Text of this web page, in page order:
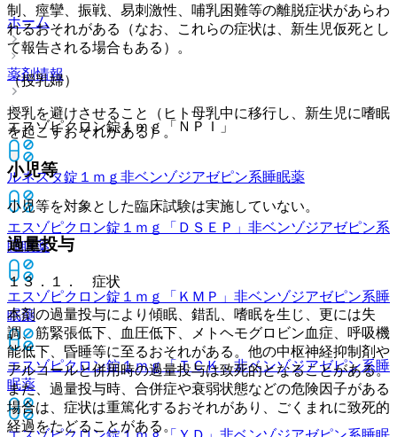
ホーム
薬剤情報
エスゾピクロン錠１ｍｇ「ＮＰＩ」
ルネスタ錠１ｍｇ 非ベンゾジアゼピン系睡眠薬
エスゾピクロン錠１ｍｇ「ＤＳＥＰ」 非ベンゾジアゼピン系
睡眠薬
エスゾピクロン錠１ｍｇ「ＫＭＰ」 非ベンゾジアゼピン系睡
眠薬
エスゾピクロン錠１ｍｇ「ＴＣＫ」非ベンゾジアゼピン系睡
眠薬
制、痙攣、振戦、易刺激性、哺乳困難等の離脱症状があらわ
れるおそれがある（なお、これらの症状は、新生児仮死とし
て報告される場合もある）。
（授乳婦）
授乳を避けさせること（ヒト母乳中に移行し、新生児に嗜眠
を起こすおそれがある）。
小児等
小児等を対象とした臨床試験は実施していない。
過量投与
１３．１． 症状
本剤の過量投与により傾眠、錯乱、嗜眠を生じ、更には失
調、筋緊張低下、血圧低下、メトヘモグロビン血症、呼吸機
能低下、昏睡等に至るおそれがある。他の中枢神経抑制剤や
アルコールと併用時の過量投与は致死的となることがある。
また、過量投与時、合併症や衰弱状態などの危険因子がある
場合は、症状は重篤化するおそれがあり、ごくまれに致死的
経過をたどることがある。